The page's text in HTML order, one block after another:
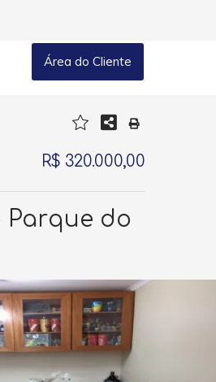
Área do Cliente
R$ 320.000,00
Parque do